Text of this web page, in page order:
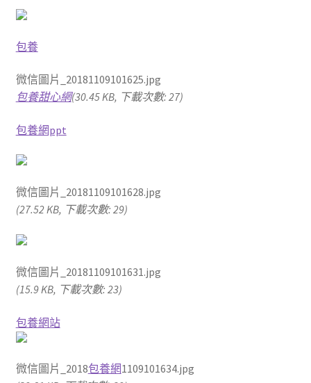
包養
微信圖片_20181109101625.jpg
包養甜心網(30.45 KB, 下載次數: 27)
包養網ppt
微信圖片_20181109101628.jpg
(27.52 KB, 下載次數: 29)
微信圖片_20181109101631.jpg
(15.9 KB, 下載次數: 23)
包養網站
微信圖片_2018包養網1109101634.jpg